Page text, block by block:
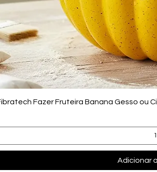
Fazer Fruteira Banana Gesso ou
Adicionar